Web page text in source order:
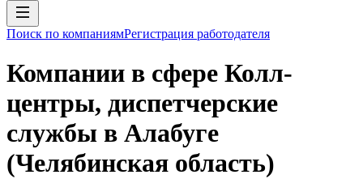
Поиск по компаниямРегистрация работодателя
Компании в сфере Колл-
центры, диспетчерские
службы в Алабуге
(Челябинская область)